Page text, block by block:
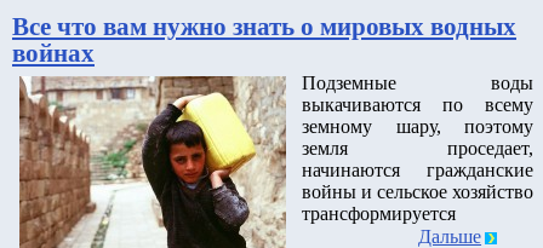
Все что вам нужно знать о мировых водных
войнах
Подземные воды
выкачиваются по всему
земному шару, поэтому
земля проседает,
начинаются гражданские
войны и сельское хозяйство
трансформируется
Дальше